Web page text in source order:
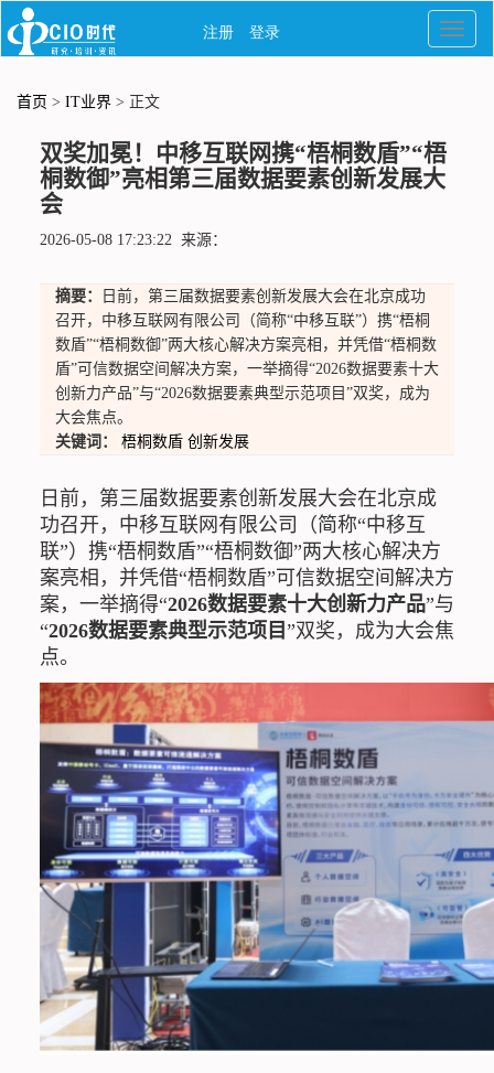
首页 > IT业界 > 正文
双奖加冕！中移互联网携“梧桐数盾”“梧
桐数御”亮相第三届数据要素创新发展大
会
2026-05-08 17:23:22 来源：
摘要：
日前，第三届数据要素创新发展大会在北京成功
召开，中移互联网有限公司（简称“中移互联”）携“梧桐
数盾”“梧桐数御”两大核心解决方案亮相，并凭借“梧桐数
盾”可信数据空间解决方案，一举摘得“2026数据要素十大
创新力产品”与“2026数据要素典型示范项目”双奖，成为
大会焦点。
关键词：
梧桐数盾 创新发展
日前，第三届数据要素创新发展大会在北京成
功召开，中移互联网有限公司（简称“中移互
联”）携“梧桐数盾”“梧桐数御”两大核心解决方
案亮相，并凭借“梧桐数盾”可信数据空间解决方
案，一举摘得“2026数据要素十大创新力产品”与
“2026数据要素典型示范项目 ”双奖，成为大会焦
点。